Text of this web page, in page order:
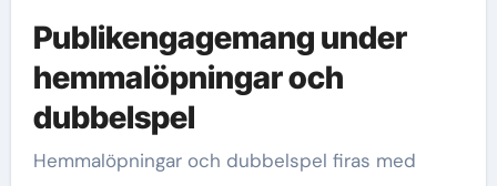
Publikengagemang under
hemmalöpningar och
dubbelspel
Hemmalöpningar och dubbelspel firas med